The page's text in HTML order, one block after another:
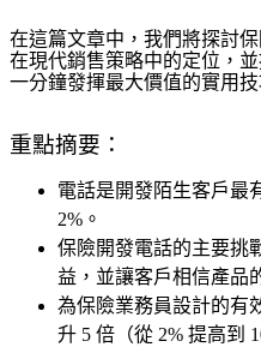
在這篇文章中，我們將探討
在現代銷售策略中的定位，
一分鐘發揮最大價值的實用技
重點摘要：
電話是開發陌生客戶最
2%。
保險開發電話的主要挑
益，並讓客戶相信產品
為保險業務員設計的有
升 5 倍（從 2% 提高到